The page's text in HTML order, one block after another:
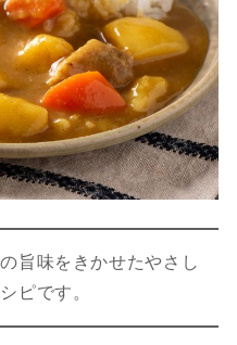
旨味をきかせたやさし
ピです。